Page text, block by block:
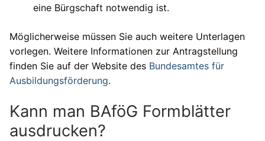
eine Bürgschaft notwendig ist.
Möglicherweise müssen Sie auch weitere Unterlagen
vorlegen. Weitere Informationen zur Antragstellung
finden Sie auf der Website des Bundesamtes für
Ausbildungsförderung.
Kann man BAföG Formblätter
ausdrucken?